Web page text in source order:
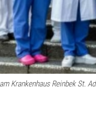
Krankenhaus Reinbek St.